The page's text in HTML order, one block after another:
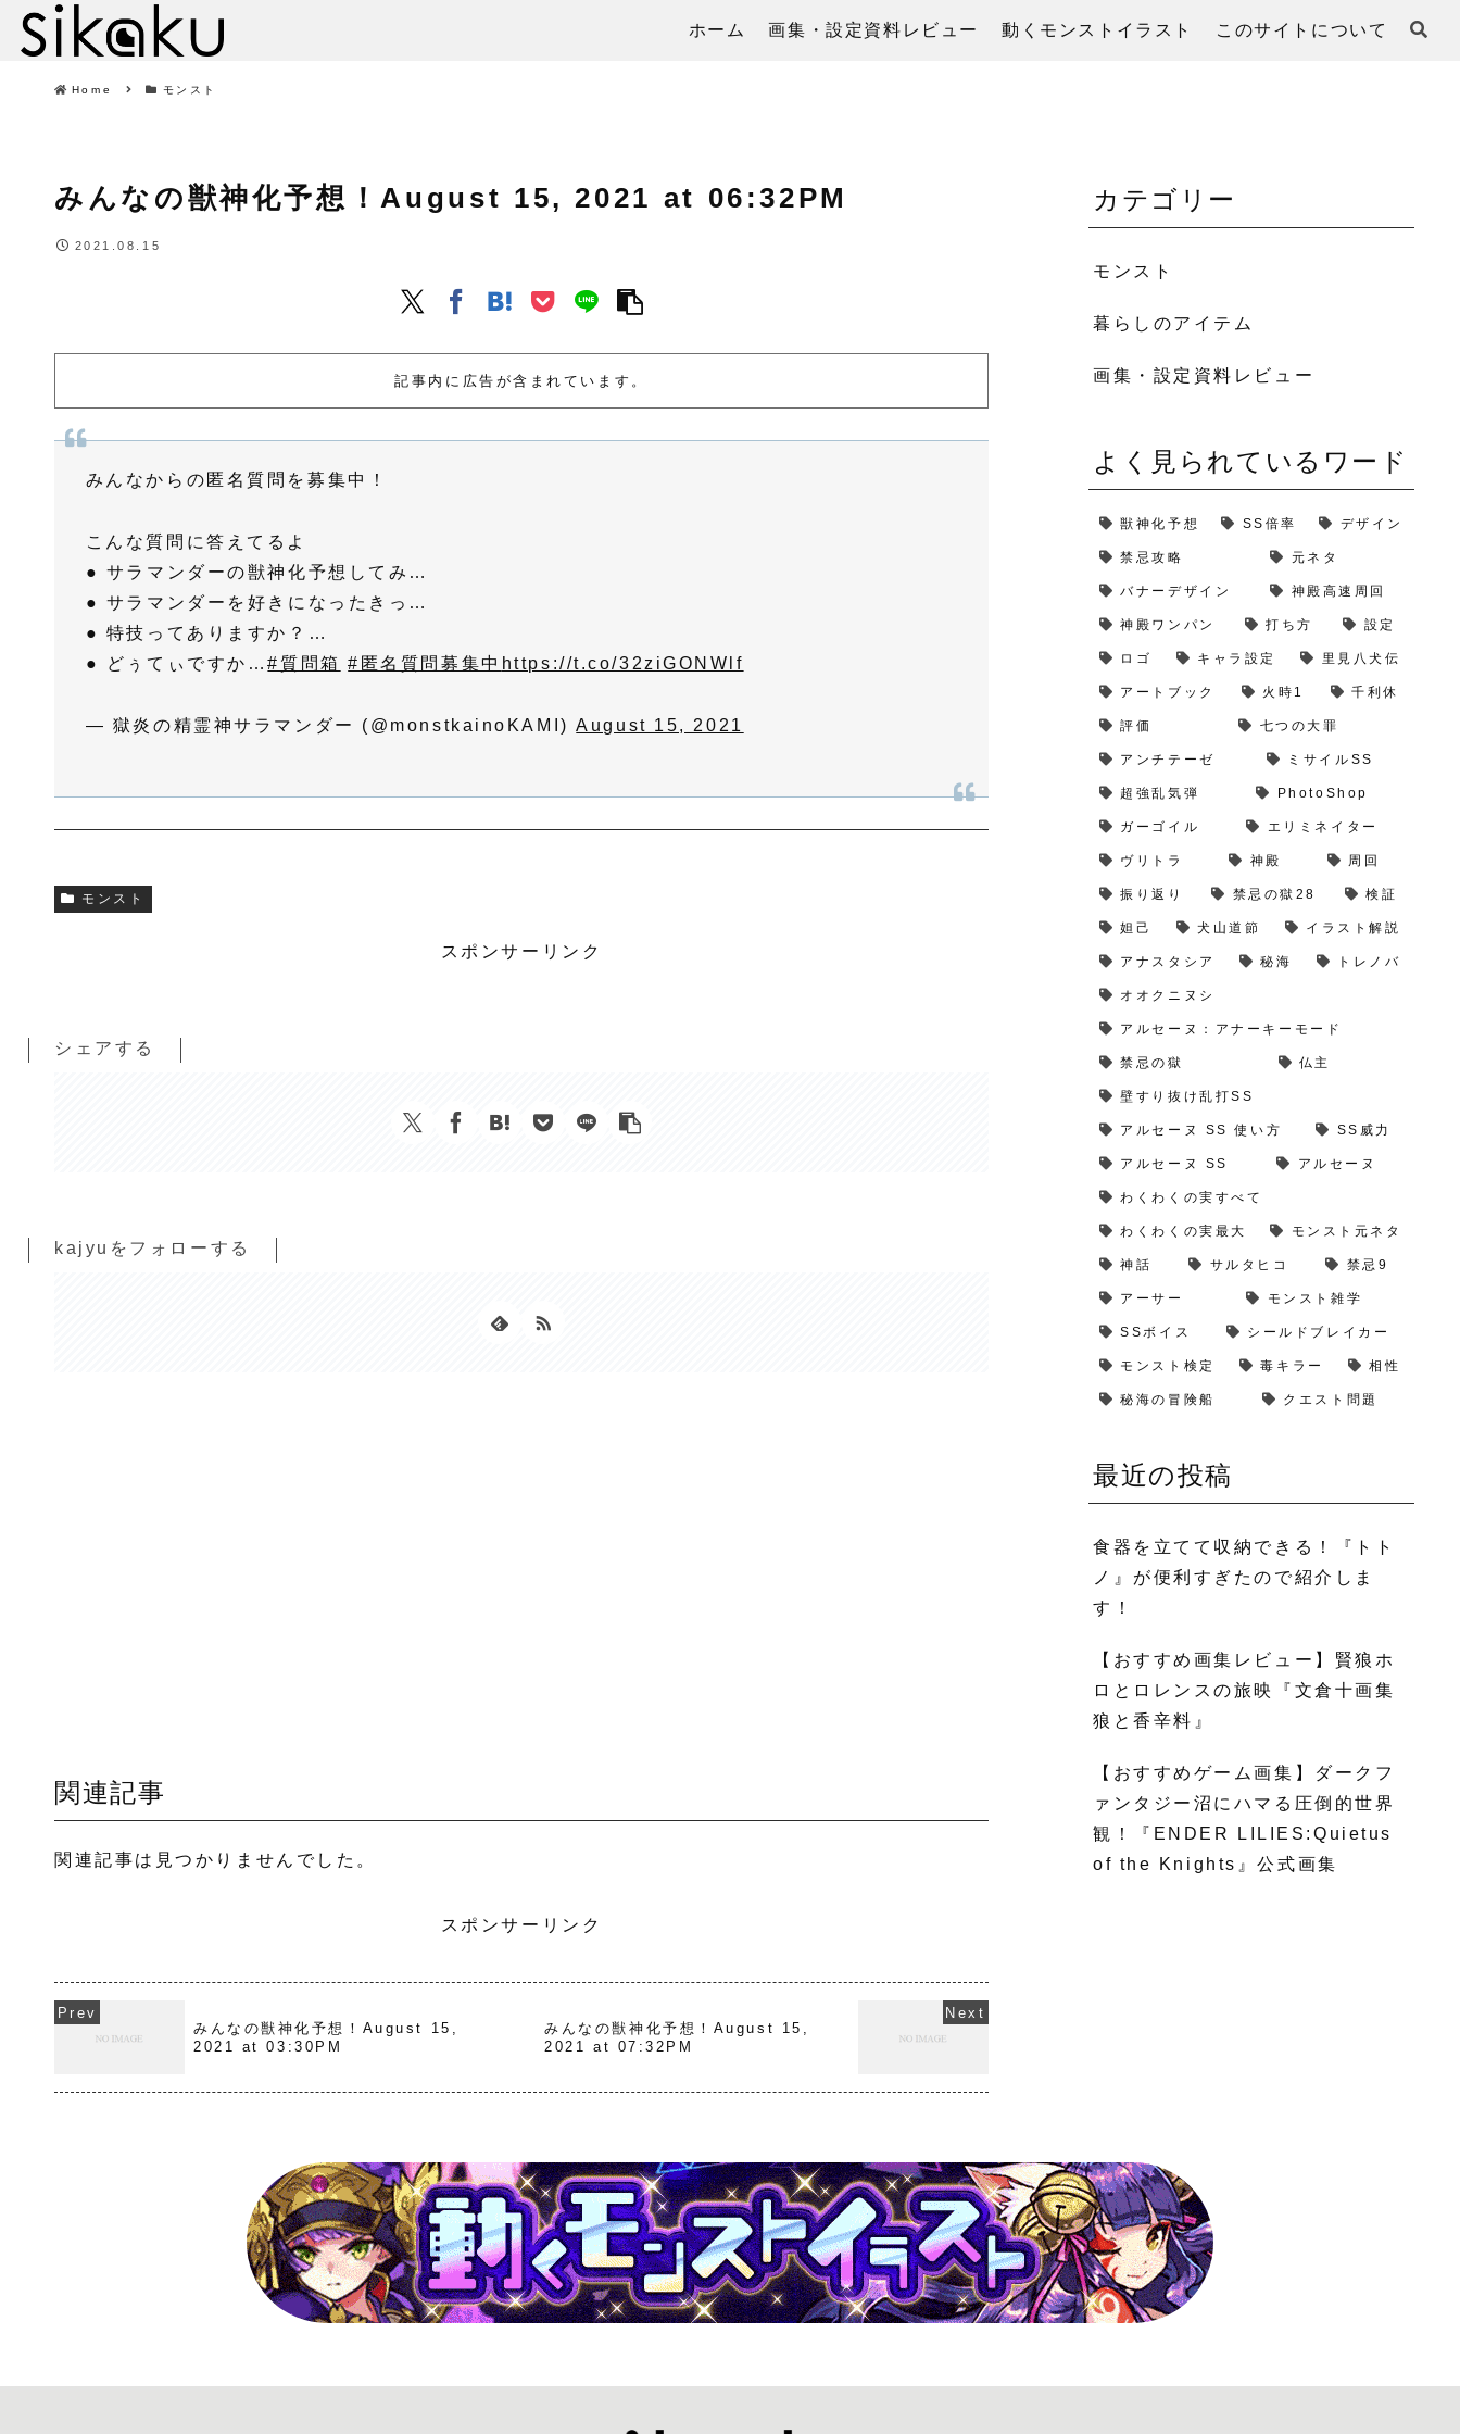
ホーム 画集・設定資料レビュー 動くモンストイラスト このサイトについて
Home モンスト
みんなの獣神化予想！August 15, 2021 at 06:32PM
2021.08.15
記事内に広告が含まれています。
みんなからの匿名質問を募集中！
こんな質問に答えてるよ
● サラマンダーの獣神化予想してみ…
● サラマンダーを好きになったきっ…
● 特技ってありますか？…
● どぅてぃですか…#質問箱 #匿名質問募集中 https://t.co/32ziGONWlf
— 獄炎の精霊神サラマンダー (@monstkainoKAMI)August 15, 2021
モンスト
スポンサーリンク
シェアする
kajyuをフォローする
関連記事
関連記事は見つかりませんでした。
スポンサーリンク
みんなの獣神化予想！August 15,
2021 at 03:30PM
みんなの獣神化予想！August 15,
2021 at 07:32PM
カテゴリー
モンスト
暮らしのアイテム
画集・設定資料レビュー
よく見られているワード
獣神化予想 SS倍率 デザイン
禁忌攻略 元ネタ
バナーデザイン 神殿高速周回
神殿ワンパン 打ち方 設定
ロゴ キャラ設定 里見八犬伝
アートブック 火時1 千利休
評価 七つの大罪
アンチテーゼ ミサイルSS
超強乱気弾 PhotoShop
ガーゴイル エリミネイター
ヴリトラ 神殿 周回
振り返り 禁忌の獄28 検証
妲己 犬山道節 イラスト解説
アナスタシア 秘海 トレノバ
オオクニヌシ
アルセーヌ：アナーキーモード
禁忌の獄 仏主
壁すり抜け乱打SS
アルセーヌ SS 使い方 SS威力
アルセーヌ SS アルセーヌ
わくわくの実すべて
わくわくの実最大 モンスト元ネタ
神話 サルタヒコ 禁忌9
アーサー モンスト雑学
SSボイス シールドブレイカー
モンスト検定 毒キラー 相性
秘海の冒険船 クエスト問題
最近の投稿
食器を立てて収納できる！『トト
ノ』が便利すぎたので紹介しま
す！
【おすすめ画集レビュー】賢狼ホ
ロとロレンスの旅映『文倉十画集
狼と香辛料』
【おすすめゲーム画集】ダークフ
ァンタジー沼にハマる圧倒的世界
観！『ENDER LILIES:Quietus
of the Knights』公式画集